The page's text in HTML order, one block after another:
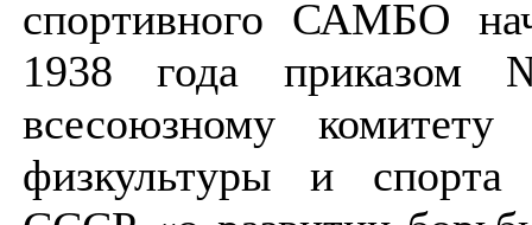
спортивного САМБО
1938 года
всесоюзному
физкультуры и